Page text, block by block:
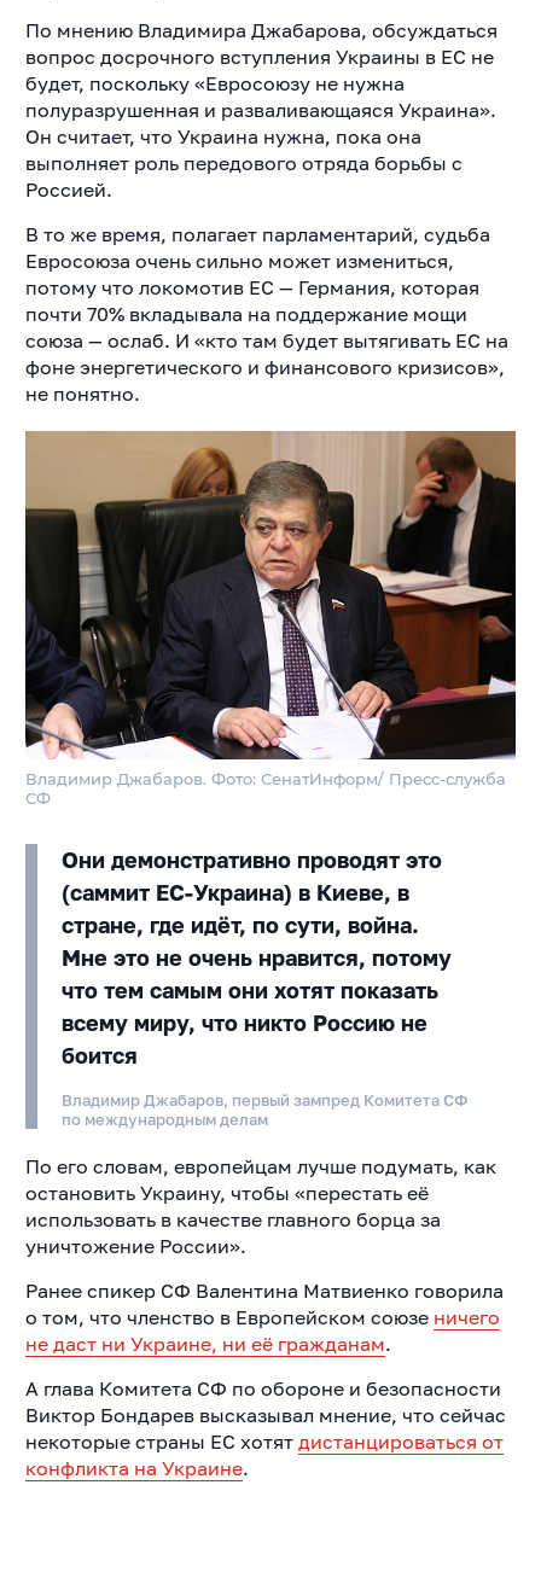
По мнению Владимира Джабарова, обсуждаться
вопрос досрочного вступления Украины в ЕС не
будет, поскольку «Евросоюзу не нужна
полуразрушенная и разваливающаяся Украина».
Он считает, что Украина нужна, пока она
выполняет роль передового отряда борьбы с
Россией.
В то же время, полагает парламентарий, судьба
Евросоюза очень сильно может измениться,
потому что локомотив ЕС — Германия, которая
почти 70% вкладывала на поддержание мощи
союза — ослаб. И «кто там будет вытягивать ЕС на
фоне энергетического и финансового кризисов»,
не понятно.
Владимир Джабаров. Фото: СенатИнформ/ Пресс-служба
СФ
Они демонстративно проводят это
(саммит ЕС-Украина) в Киеве, в
стране, где идёт, по сути, война.
Мне это не очень нравится, потому
что тем самым они хотят показать
всему миру, что никто Россию не
боится
Владимир Джабаров, первый зампред Комитета СФ
по международным делам
По его словам, европейцам лучше подумать, как
остановить Украину, чтобы «перестать её
использовать в качестве главного борца за
уничтожение России».
Ранее спикер СФ Валентина Матвиенко говорила
о том, что членство в Европейском союзе ничего
не даст ни Украине, ни её гражданам.
А глава Комитета СФ по обороне и безопасности
Виктор Бондарев высказывал мнение, что сейчас
некоторые страны ЕС хотят дистанцироваться от
конфликта на Украине.